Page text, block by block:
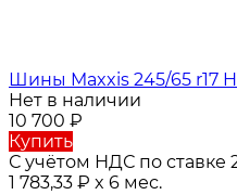
Шины Maxxis 245/65 r17
Нет в наличии
10 700 ₽
Купить
С учётом НДС по ставке
1 783,33 ₽ x 6 мес.